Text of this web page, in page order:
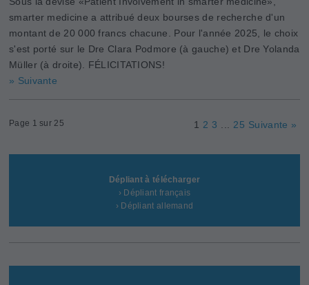
smarter medicine a attribué deux bourses de recherche d'un
montant de 20 000 francs chacune. Pour l'année 2025, le choix
s'est porté sur le Dre Clara Podmore (à gauche) et Dre Yolanda
Müller (à droite). FÉLICITATIONS!
» Suivante
Page 1 sur 25 1 2 3 25 Suivante »
Dépliant à télécharger
› Dépliant français
› Dépliant allemand